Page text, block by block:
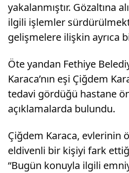
yakalanmıştır. Gözaltına
ilgili işlemler
gelişmelere ilişkin ayrıca
Öte yandan Fethiye
Karaca’nın eşi Çiğdem
tedavi gördüğü hastane
açıklamalarda bulundu.
Çiğdem Karaca, evlerinin
eldivenli bir kişiyi fark
“Bugün konuyla ilgili